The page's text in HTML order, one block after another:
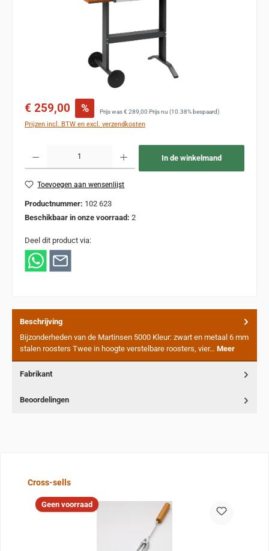
Verkoopprijs:
€ 259,00 % Prijs wasNormale prijs:
€ 289,00 Prijs nu (10.38% bespaard)
Prijzen incl. BTW en excl. verzendkosten
In de winkelmand
Toevoegen aan wensenlijst
Productnummer: 102 623
Beschikbaar in onze voorraad: 2
Deel dit product via:
Beschrijving
Bijzonderheden van de Martinsen 5000 Kleur: zwart en metaal 6 mm
stalen roosters Twee in hoogte verstelbare roosters, vier… Meer
Fabrikant
Beoordelingen
Sla de afbeeldingengalerij over
Cross-sells
Geen voorraad